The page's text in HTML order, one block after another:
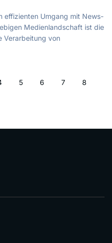
effizienten Umgang mit News-
Medienlandschaft ist die
Verarbeitung von
5 6 7
8